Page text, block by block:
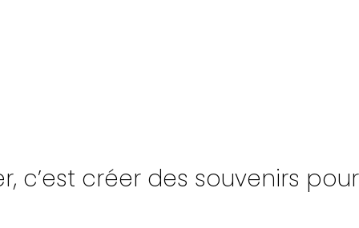
c’est créer des souvenirs